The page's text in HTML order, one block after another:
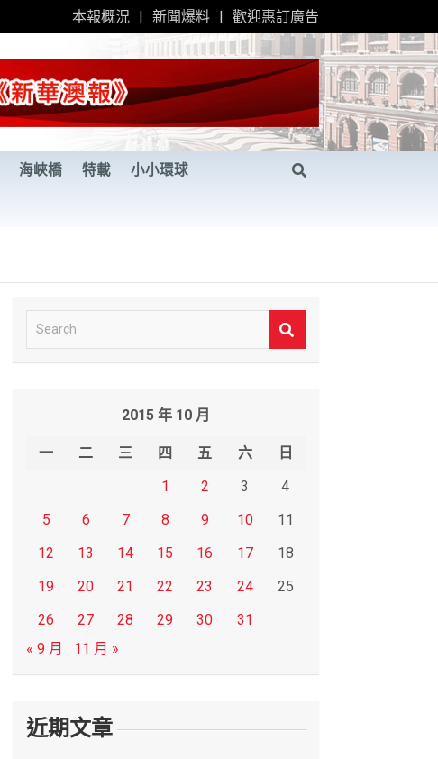
本報概況 新聞爆料 歡迎惠訂廣告
海峽橋 特載 小小環球
e
2015 年 10 月
一 二 三 四 五 六
日
1
2 3
4
5
6 7 8 9 10
11
12
13 14 15 16 17
18
19
20 21 22 23 24
25
26
27 28 29 30
31
« 9 月
11 月 »
近期文章